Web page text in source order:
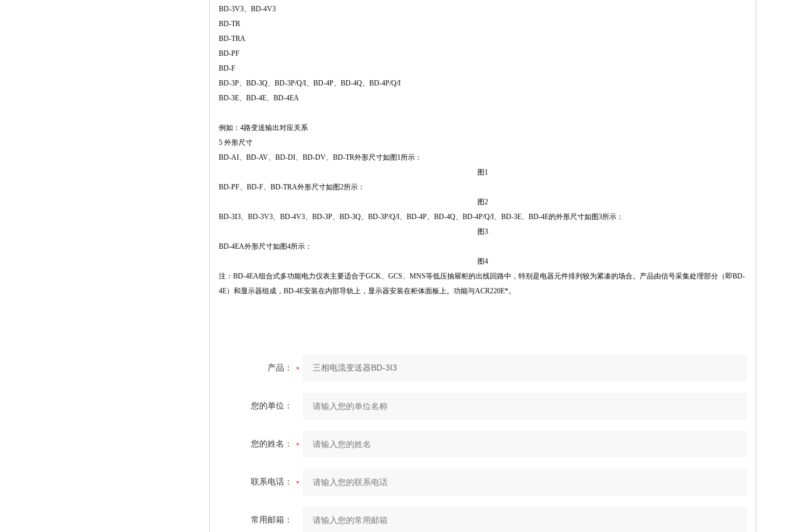
BD-3V3、BD-4V3
BD-TR
BD-TRA
BD-PF
BD-F
BD-3P、BD-3Q、BD-3P/Q/I、BD-4P、BD-4Q、BD-4P/Q/I
BD-3E、BD-4E、BD-4EA
例如：4路变送输出对应关系
5 外形尺寸
BD-AI、BD-AV、BD-DI、BD-DV、BD-TR外形尺寸如图1所示：
图1
BD-PF、BD-F、BD-TRA外形尺寸如图2所示：
图2
BD-3I3、BD-3V3、BD-4V3、BD-3P、BD-3Q、BD-3P/Q/I、BD-4P、BD-4Q、BD-4P/Q/I、BD-3E、BD-4E的外形尺寸如图3所示：
图3
BD-4EA外形尺寸如图4所示：
图4
注：BD-4EA组合式多功能电力仪表主要适合于GCK、GCS、MNS等低压抽屉柜的出线回路中，特别是电器元件排列较为紧凑的场合。产品由信号采集处理部分（即BD-
4E）和显示器组成，BD-4E安装在内部导轨上，显示器安装在柜体面板上。功能与ACR220E*。
产品：
您的单位：
您的姓名：
联系电话：
常用邮箱：